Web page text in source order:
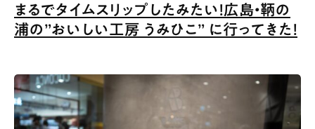
まるでタイムスリップしたみたい！広島・鞆の
浦の”おいしい工房 うみひこ” に行ってきた！